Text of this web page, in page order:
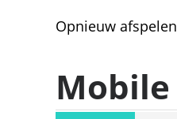
Opnieuw afspelen
Mobile